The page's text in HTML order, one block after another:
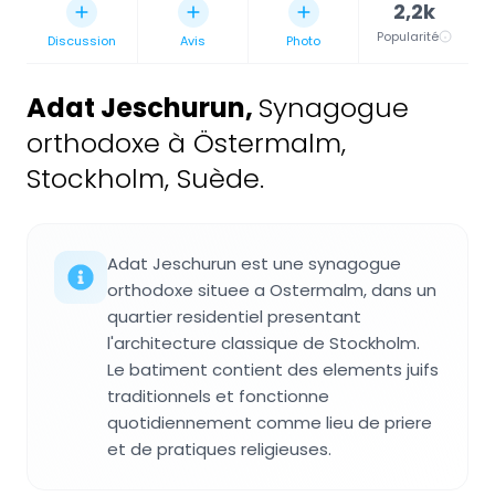
Discussion Avis Photo
2,2k
Popularité
Adat Jeschurun, Synagogue
orthodoxe à Östermalm,
Stockholm, Suède.
Adat Jeschurun est une synagogue
orthodoxe situee a Ostermalm, dans un
quartier residentiel presentant
l'architecture classique de Stockholm.
Le batiment contient des elements juifs
traditionnels et fonctionne
quotidiennement comme lieu de priere
et de pratiques religieuses.